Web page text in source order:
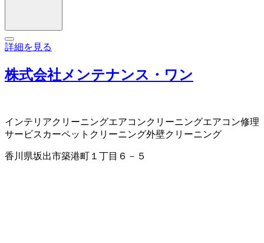
詳細を見る
株式会社メンテナンス・ワン
インテリアクリーニングエアコンクリーニングエアコン修理
サービス カーペットクリーニング外壁クリーニング
香川県坂出市築港町１丁目６－５